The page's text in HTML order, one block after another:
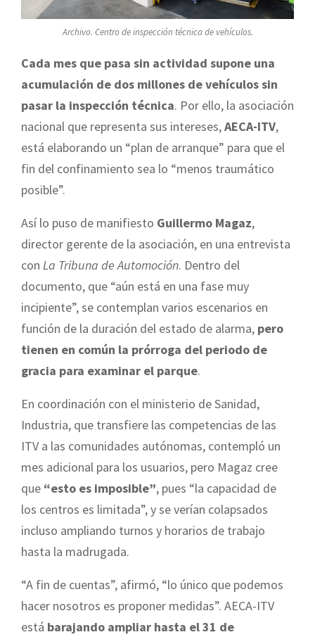
Archivo. Centro de inspección técnica de vehículos.
Cada mes que pasa sin actividad supone una
acumulación de dos millones de vehículos sin
pasar la inspección técnica. Por ello, la asociación
nacional que representa sus intereses,AECA-ITV,
está elaborando un “plan de arranque” para que el
fin del confinamiento sea lo “menos traumático
posible”.
Así lo puso de manifiesto Guillermo Magaz,
director gerente de la asociación, en una entrevista
con La Tribuna de Automoción. Dentro del
documento, que “aún está en una fase muy
incipiente”, se contemplan varios escenarios en
función de la duración del estado de alarma, pero
tienen en común la prórroga del periodo de
gracia para examinar el parque.
En coordinación con el ministerio de Sanidad,
Industria, que transfiere las competencias de las
ITV a las comunidades autónomas, contempló un
mes adicional para los usuarios, pero Magaz cree
que “esto es imposible”, pues “la capacidad de
los centros es limitada”, y se verían colapsados
incluso ampliando turnos y horarios de trabajo
hasta la madrugada.
“A fin de cuentas”, afirmó, “lo único que podemos
hacer nosotros es proponer medidas”. AECA-ITV
está barajando ampliar hasta el 31 de